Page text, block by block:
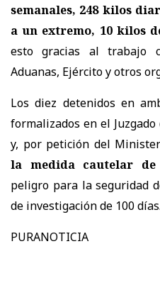
semanales, 248 kilos
a un extremo, 10 kilos
esto gracias al trabajo
Aduanas, Ejército y otros
Los diez detenidos en
formalizados en el
y, por petición del
la medida cautelar
peligro para la seguridad
de investigación de 100 días.
PURANOTICIA